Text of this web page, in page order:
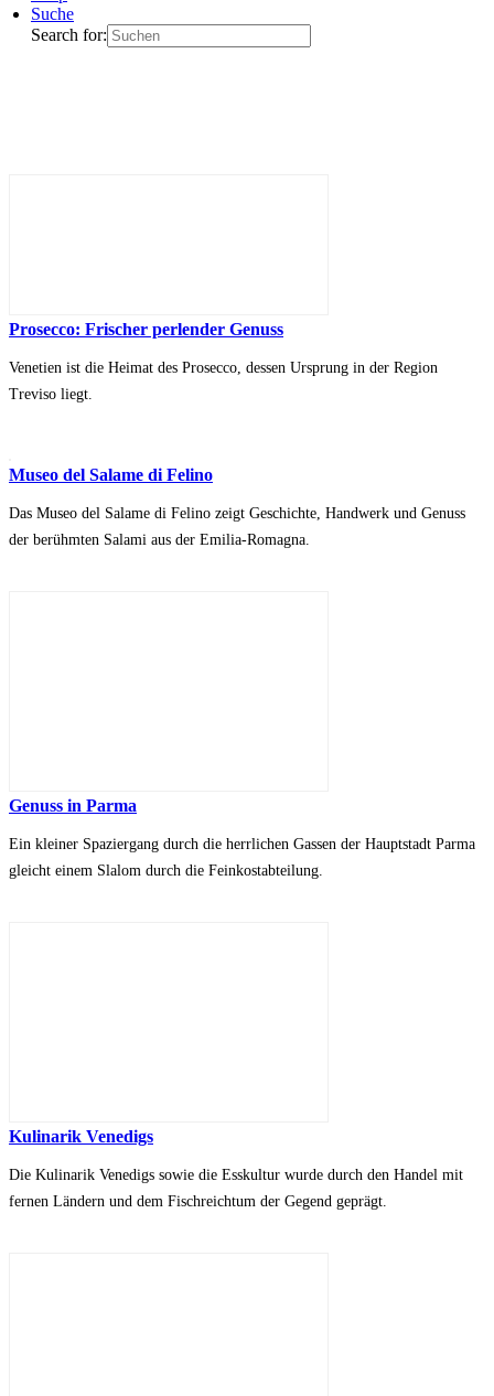
Suche
Search for:
Prosecco: Frischer perlender Genuss
Venetien ist die Heimat des Prosecco, dessen Ursprung in der Region
Treviso liegt.
Museo del Salame di Felino
Das Museo del Salame di Felino zeigt Geschichte, Handwerk und Genuss
der berühmten Salami aus der Emilia-Romagna.
Genuss in Parma
Ein kleiner Spaziergang durch die herrlichen Gassen der Hauptstadt Parma
gleicht einem Slalom durch die Feinkostabteilung.
Kulinarik Venedigs
Die Kulinarik Venedigs sowie die Esskultur wurde durch den Handel mit
fernen Ländern und dem Fischreichtum der Gegend geprägt.